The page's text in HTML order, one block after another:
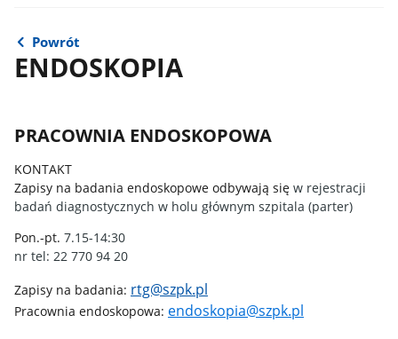
Powrót
ENDOSKOPIA
PRACOWNIA ENDOSKOPOWA
KONTAKT
Zapisy na badania endoskopowe odbywają się w rejestracji
badań diagnostycznych w holu głównym szpitala (parter)
Pon.-pt. 7.15-14:30
nr tel: 22 770 94 20
Zapisy na badania: rtg@szpk.pl
Pracownia endoskopowa: endoskopia@szpk.pl